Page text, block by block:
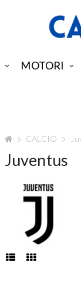
MOTORI
CALCIO
Juventus